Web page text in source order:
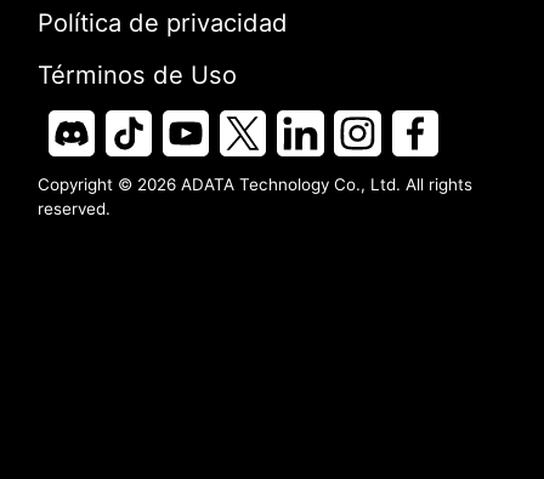
Política de privacidad
Términos de Uso
Copyright © 2026 ADATA Technology Co., Ltd. All rights
reserved.